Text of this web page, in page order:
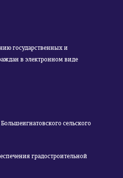
государственных и
в электронном виде
сельского
градостроительной